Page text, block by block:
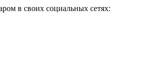
в своих социальных сетях: